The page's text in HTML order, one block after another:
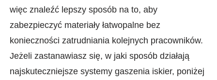
więc znaleźć lepszy sposób na to, aby
zabezpieczyć materiały łatwopalne bez
konieczności zatrudniania kolejnych pracowników.
Jeżeli zastanawiasz się, w jaki sposób działają
najskuteczniejsze systemy gaszenia iskier, poniżej